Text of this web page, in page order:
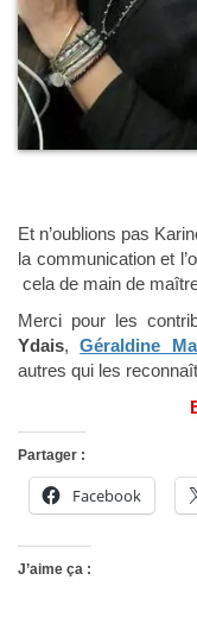
Et n’oublions pas
la communication et
cela de main de
Merci pour les
Ydais,Géraldine
autres qui les
Partager :
Facebook
J’aime ça :